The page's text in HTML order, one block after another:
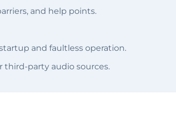
and help points.
and faultless operation.
party audio sources.